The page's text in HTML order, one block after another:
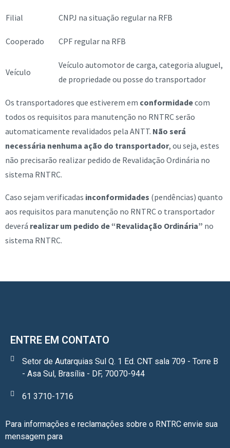
Filial CNPJ na situação regular na RFB
Cooperado CPF regular na RFB
Veículo
Veículo automotor de carga, categoria aluguel,
de propriedade ou posse do transportador
Os transportadores que estiverem em conformidadecom
todos os requisitos para manutenção no RNTRC serão
automaticamente revalidados pela ANTT. Não será
necessária nenhuma ação do transportador, ou seja, estes
não precisarão realizar pedido de Revalidação Ordinária no
sistema RNTRC.
Caso sejam verificadas inconformidades (pendências) quanto
aos requisitos para manutenção no RNTRC o transportador
deverá realizar um pedido de “Revalidação Ordinária” no
sistema RNTRC.
ENTRE EM CONTATO
Setor de Autarquias Sul Q. 1 Ed. CNT sala 709 - Torre B
- Asa Sul, Brasília - DF, 70070-944
61 3710-1716
Para informações e reclamações sobre o RNTRC envie sua
mensagem para